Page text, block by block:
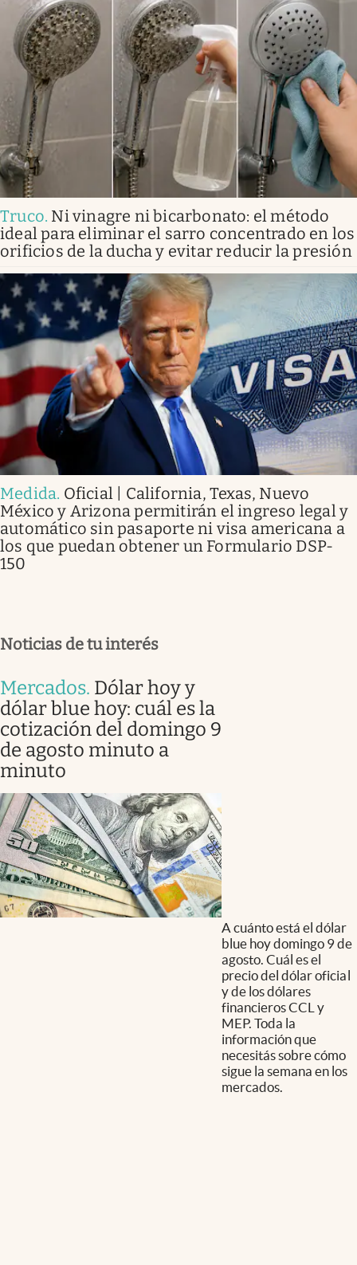
Truco. Ni vinagre ni bicarbonato: el método
ideal para eliminar el sarro concentrado en los
orificios de la ducha y evitar reducir la presión
Medida. Oficial | California, Texas, Nuevo
México y Arizona permitirán el ingreso legal y
automático sin pasaporte ni visa americana a
los que puedan obtener un Formulario DSP-
150
Noticias de tu interés
Mercados. Dólar hoy y
dólar blue hoy: cuál es la
cotización del domingo 9
de agosto minuto a
minuto
A cuánto está el dólar
blue hoy domingo 9 de
agosto. Cuál es el
precio del dólar oficial
y de los dólares
financieros CCL y
MEP. Toda la
información que
necesitás sobre cómo
sigue la semana en los
mercados.